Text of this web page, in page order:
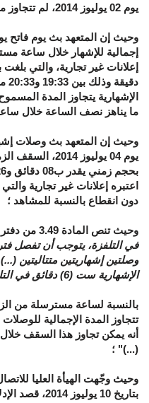
يوم 02 يوليوز 2014، لم تتجاوز مدة الفاصل بينهما 47 ثانية ؛
إجمالية للإشهار خلال ساعة
الإشهارية يتجاوز المدة
ما يناهز نصف الساعة خلال
وحيث إن المتعهد بث وصلات
يوم 04 يوليوز
دون انقطاع بالنسبة للمشاهد ؛
وحيث تنص المادة 3.49 من دفتر تحملات شركة "..." على أنه : "(
وصلتين إشهاريتين متتاليتين
الإشهارية ست (6) دقائق في التلفزة ؛
بالنسبة لساعة مسترسلة من
تتجاوز المدة الإجمالية للوصلات
أنه يمكن تجاوز هذا السقف
(...)" ؛
وحيث وجّهت الهيأة العليا
بتاريخ 10